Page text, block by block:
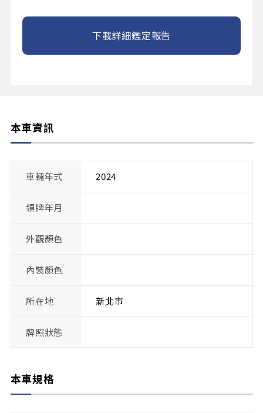
下載詳細鑑定報告
本車資訊
車輛年式 2024
領牌年月
外觀顏色
內裝顏色
所在地 新北市
牌照狀態
本車規格